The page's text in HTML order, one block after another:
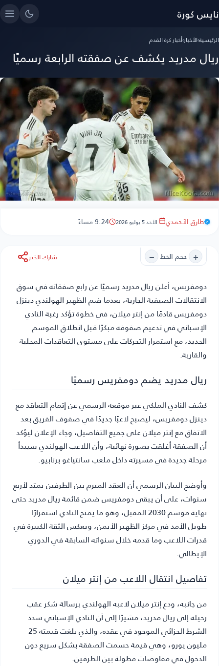
نايس كورة
الرئيسية›الأخبار›أخبار كرة القدم
ريال مدريد يكشف عن صفقته الرابعة رسميًا
طارق الأحمدي الأحد 5 يوليو 2026 9:24 مساءً
+ حجم الخط − شارك الخبر
دومفريس، أعلن ريال مدريد رسميًا عن رابع صفقاته في سوق
الانتقالات الصيفية الجارية، بعدما ضم الظهير الهولندي دينزل
دومفريس قادمًا من إنتر ميلان، في خطوة تؤكد رغبة النادي
الإسباني في تدعيم صفوفه مبكرًا قبل انطلاق الموسم
الجديد، مع استمرار التحركات على مستوى التعاقدات المحلية
والقارية.
ريال مدريد يضم دومفريس رسميًا
كشف النادي الملكي عبر موقعه الرسمي عن إتمام التعاقد مع
دينزل دومفريس، ليصبح لاعبًا جديدًا في صفوف الفريق بعد
الاتفاق مع إنتر ميلان على جميع التفاصيل، وجاء الإعلان ليؤكد
أن الصفقة أغلقت بصورة نهائية، وأن اللاعب الهولندي سيبدأ
مرحلة جديدة في مسيرته داخل ملعب سانتياغو برنابيو.
وأوضح البيان الرسمي أن العقد المبرم بين الطرفين يمتد لأربع
سنوات، على أن يبقى دومفريس ضمن قائمة ريال مدريد حتى
نهاية موسم 2030 المقبل، وهو ما يمنح النادي استقرارًا
طويل الأمد في مركز الظهير الأيمن، ويعكس الثقة الكبيرة في
قدرات اللاعب وما قدمه خلال سنواته السابقة في الدوري
الإيطالي.
تفاصيل انتقال اللاعب من إنتر ميلان
من جانبه، ودع إنتر ميلان لاعبه الهولندي برسالة شكر عقب
رحيله إلى ريال مدريد، مشيرًا إلى أن النادي الإسباني سدد
الشرط الجزائي الموجود في عقده، والذي بلغت قيمته 25
مليون يورو، وهي قيمة حسمت الصفقة بشكل سريع دون
الدخول في مفاوضات مطولة بين الطرفين.